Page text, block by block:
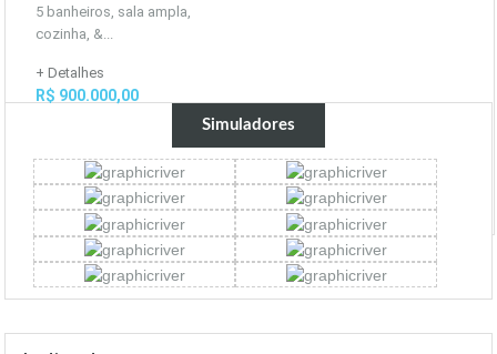
5 banheiros, sala ampla,
cozinha, &...
+ Detalhes
R$ 900.000,00
Simuladores